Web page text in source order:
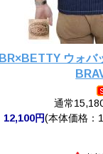
BR×BETTY ウォ
通常
12,100円(本体価格：